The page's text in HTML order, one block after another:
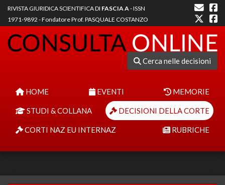
RIVISTA GIURIDICA SCIENTIFICA DI FASCIA A- ISSN
1971-9892 - Fondatore Prof. PASQUALE COSTANZO
Cerca nelle decisioni
HOME EVENTI MEMORIE
STUDI & COLLANA DECISIONI DELLA CORTE
CORTI NAZ EU INTERNAZ RUBRICHE